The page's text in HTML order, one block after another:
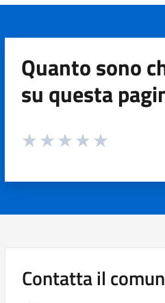
Quanto sono
su questa
Valuta da 1 a 5 stelle la pagina
Contatta il